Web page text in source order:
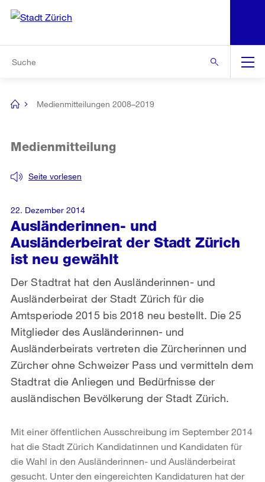
Navigation
[no
Medienmitteilungen 2008–2019
Ausländerinnen- und
Ausländerbeirat der Stadt Zürich
ist neu gewählt
Seite vorlesen
Medienmitteilung
Der Stadtrat hat den Ausländerinnen- und
Ausländerbeirat der Stadt Zürich für die
Amtsperiode 2015 bis 2018 neu bestellt. Die 25
Mitglieder des Ausländerinnen- und
Ausländerbeirats vertreten die Zürcherinnen und
Zürcher ohne Schweizer Pass und vermitteln dem
Stadtrat die Anliegen und Bedürfnisse der
ausländischen Bevölkerung der Stadt Zürich.
22. Dezember 2014
Mit einer öffentlichen Ausschreibung im September 2014
hat die Stadt Zürich Kandidatinnen und Kandidaten für
die Wahl in den Ausländerinnen- und Ausländerbeirat
gesucht. Unter den eingereichten Kandidaturen hat der